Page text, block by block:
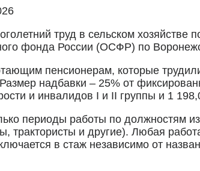
труд в сельском хозяйстве
фонда России (ОСФР) по
пенсионерам, которые
надбавки – 25% от
и инвалидов I и II группы и 1
периоды работы по должностям
трактористы и другие). Любая
в стаж независимо от